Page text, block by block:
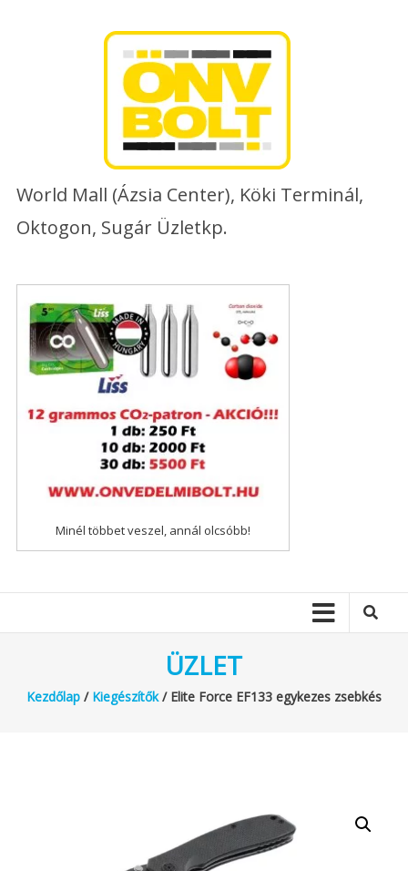
World Mall (Ázsia Center), Köki Terminál,
Oktogon, Sugár Üzletkp.
Minél többet veszel, annál olcsóbb!
ÜZLET
Kezdőlap/ Kiegészítők/ Elite Force EF133 egykezes zsebkés